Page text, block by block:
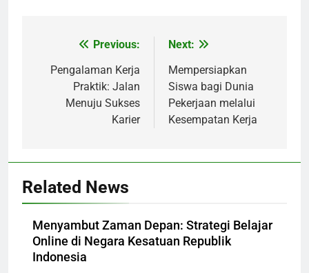
navigation
Previous:
Pengalaman Kerja
Praktik: Jalan
Menuju Sukses
Karier
Next:
Mempersiapkan
Siswa bagi Dunia
Pekerjaan melalui
Kesempatan Kerja
Related News
Menyambut Zaman Depan: Strategi Belajar
Online di Negara Kesatuan Republik
Indonesia